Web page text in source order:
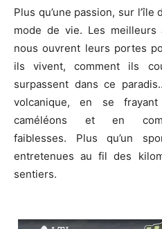
Plus qu’une passion, sur
mode de vie. Les meilleurs
nous ouvrent leurs portes
ils vivent, comment ils
surpassent dans ce
volcanique, en se
caméléons et en
faiblesses. Plus qu’un
entretenues au fil des
sentiers.